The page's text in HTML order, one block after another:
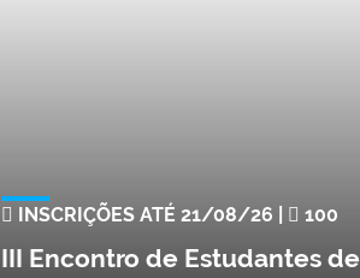
INSCRIÇÕES ATÉ 21/08/26 | 100
III Encontro de Estudantes de